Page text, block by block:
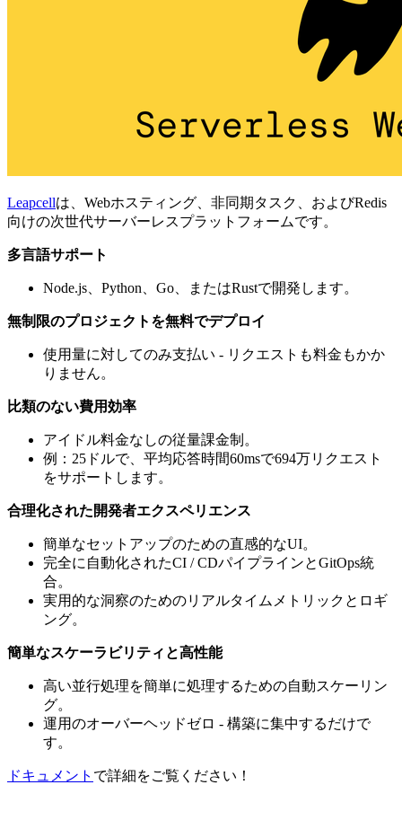
Leapcellは、Webホスティング、非同期タスク、およびRedis
向けの次世代サーバーレスプラットフォームです。
多言語サポート
Node.js、Python、Go、またはRustで開発します。
無制限のプロジェクトを無料でデプロイ
使用量に対してのみ支払い - リクエストも料金もかか
りません。
比類のない費用効率
アイドル料金なしの従量課金制。
例：25ドルで、平均応答時間60msで694万リクエスト
をサポートします。
合理化された開発者エクスペリエンス
簡単なセットアップのための直感的なUI。
完全に自動化されたCI / CDパイプラインとGitOps統
合。
実用的な洞察のためのリアルタイムメトリックとロギ
ング。
簡単なスケーラビリティと高性能
高い並行処理を簡単に処理するための自動スケーリン
グ。
運用のオーバーヘッドゼロ - 構築に集中するだけで
す。
ドキュメント で詳細をご覧ください！